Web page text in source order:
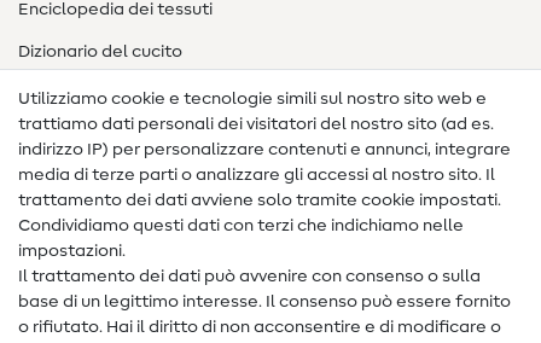
Enciclopedia dei tessuti
Dizionario del cucito
Nähanleitungen
Assistenza e contatto
Contatto
Informazioni sul nuovo proprietario
FAQ
Diritto di recesso
Utilizziamo cookie e tecnologie simili sul nostro sito web e
trattiamo dati personali dei visitatori del nostro sito (ad es.
indirizzo IP) per personalizzare contenuti e annunci, integrare
media di terze parti o analizzare gli accessi al nostro sito. Il
trattamento dei dati avviene solo tramite cookie impostati.
Condividiamo questi dati con terzi che indichiamo nelle
impostazioni.
Il trattamento dei dati può avvenire con consenso o sulla
base di un legittimo interesse. Il consenso può essere fornito
o rifiutato. Hai il diritto di non acconsentire e di modificare o